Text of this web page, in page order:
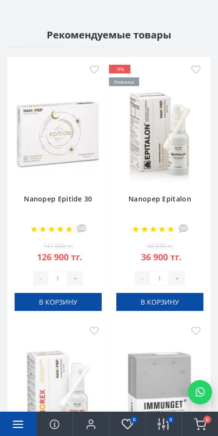
0 0 0
Рекомендуемые товары
Nanopep Epitide 30
109
141 000 тг.
126 900 тг.
- +
В КОРЗИНУ
-9%
Новинка
Nanopep Epitalon
107
40 590 тг.
36 900 тг.
- +
В КОРЗИНУ